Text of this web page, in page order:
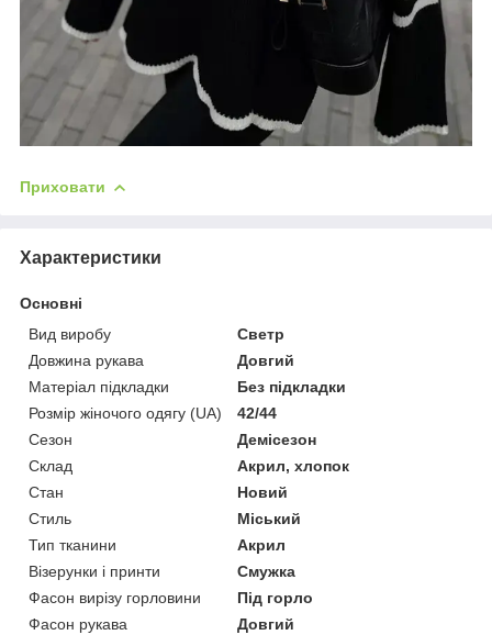
Приховати
Характеристики
Основні
Вид виробу
Светр
Довжина рукава
Довгий
Матеріал підкладки
Без підкладки
Розмір жіночого одягу (UA)
42/44
Сезон
Демісезон
Склад
Акрил, хлопок
Стан
Новий
Стиль
Міський
Тип тканини
Акрил
Візерунки і принти
Смужка
Фасон вирізу горловини
Під горло
Фасон рукава
Довгий